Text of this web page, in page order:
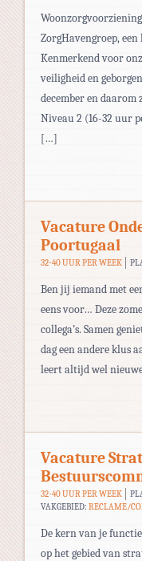
ZorgHavengroep,
Kenmerkend voor
veiligheid en
december en
Niveau 2 (16-32 uur
[…]
Vacature
Poortugaal
32-40 UUR PER WEEK
Ben jij iemand met
eens voor… Deze
collega’s. Samen
dag een andere klus
leert altijd wel
Vacature
32-40 UUR PER WEEK
VAKGEBIED: RECLAME/
De kern van je
op het gebied van